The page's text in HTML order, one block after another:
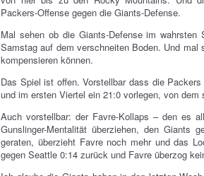
Packers-Offense gegen die Giants-Defense.
Mal sehen ob die Giants-Defense im
Samstag auf dem verschneiten Boden. Und
kompensieren können.
Das Spiel ist offen. Vorstellbar dass die
und im ersten Viertel ein 21:0 vorlegen, von
Auch vorstellbar: der Favre-Kollaps – den es
Gunslinger-Mentalität überziehen, den Giants
geraten, überzieht Favre noch mehr und das
gegen Seattle 0:14 zurück und Favre überzog